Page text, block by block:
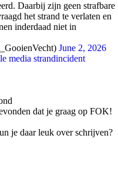
Daarbij zijn geen strafbare
het strand te verlaten en
inderdaad niet in
June 2, 2026
media strandincident
dat je graag op FOK!
je daar leuk over schrijven?